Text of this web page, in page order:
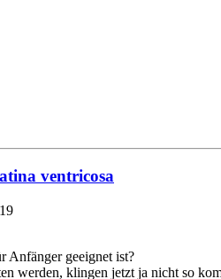
ventricosa
Anfänger geeignet ist?
werden, klingen jetzt ja nicht so